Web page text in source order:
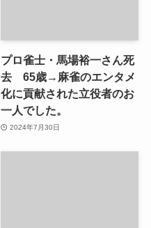
プロ雀士・馬場裕一さん死
去 65歳→麻雀のエンタメ
化に貢献された立役者のお
一人でした。
2024年7月30日